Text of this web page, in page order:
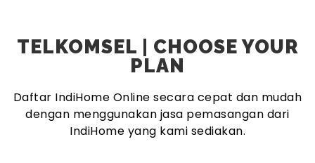
TELKOMSEL | CHOOSE YOUR
PLAN
Daftar IndiHome Online secara cepat dan mudah
dengan menggunakan jasa pemasangan dari
IndiHome yang kami sediakan.